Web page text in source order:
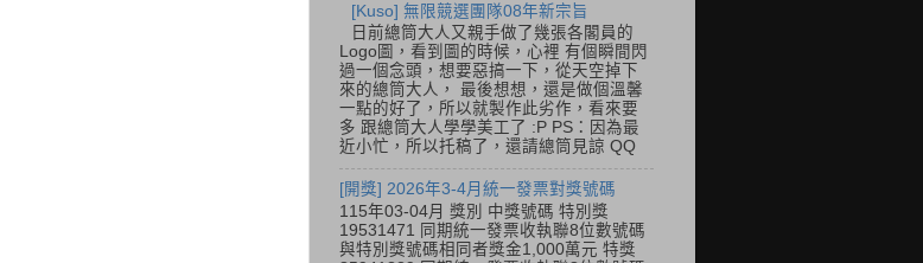
[Kuso] 無限競選團隊08年新宗旨
日前總筒大人又親手做了幾張各閣員的
Logo圖，看到圖的時候，心裡 有個瞬間閃
過一個念頭，想要惡搞一下，從天空掉下
來的總筒大人， 最後想想，還是做個溫馨
一點的好了，所以就製作此劣作，看來要
多 跟總筒大人學學美工了 :P PS：因為最
近小忙，所以托稿了，還請總筒見諒 QQ
[開獎] 2026年3-4月統一發票對獎號碼
115年03-04月 獎別 中獎號碼 特別獎
19531471 同期統一發票收執聯8位數號碼
與特別獎號碼相同者獎金1,000萬元 特獎